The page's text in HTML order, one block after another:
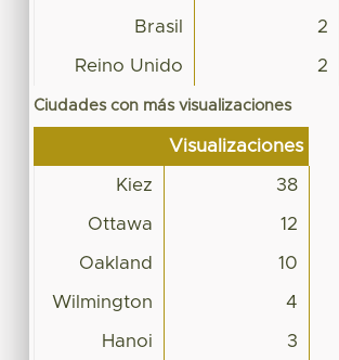
Brasil 2
Reino Unido 2
Ciudades con más visualizaciones
Visualizaciones
Kiez 38
Ottawa 12
Oakland 10
Wilmington 4
Hanoi 3